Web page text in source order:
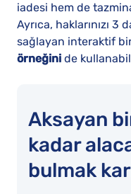
iadesi hem de
Ayrıca, haklarınızı
sağlayan interaktif
örneğini de
Aksayan
kadar
bulmak